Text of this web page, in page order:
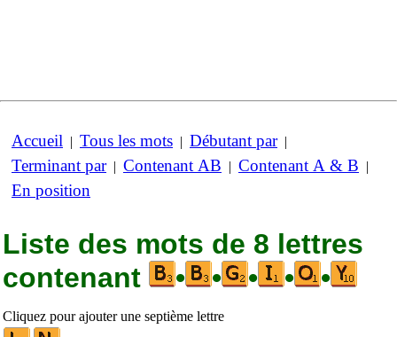
Accueil | Tous les mots | Débutant par|
Terminant par| Contenant AB | Contenant A & B |
En position
Liste des mots de 8 lettres
contenant
• • • • •
Cliquez pour ajouter une septième lettre